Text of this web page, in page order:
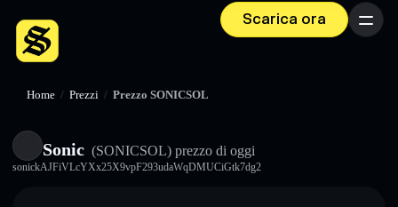
Scarica ora Menu
Home / Prezzi / Prezzo SONICSOL
Sonic (SONICSOL) prezzo di oggi
sonickAJFiVLcYXx25X9vpF293udaWqDMUCiGtk7dg2